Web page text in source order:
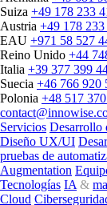
Suiza +49 178 233
Austria +49 178
EAU +971 58 527
Reino Unido +44
Italia +39 377 399
Suecia +46 766 920
Polonia +48 517
Servicios Desarrollo
Diseño UX/UI
pruebas de
Augmentation
Tecnologías IA &
Cloud